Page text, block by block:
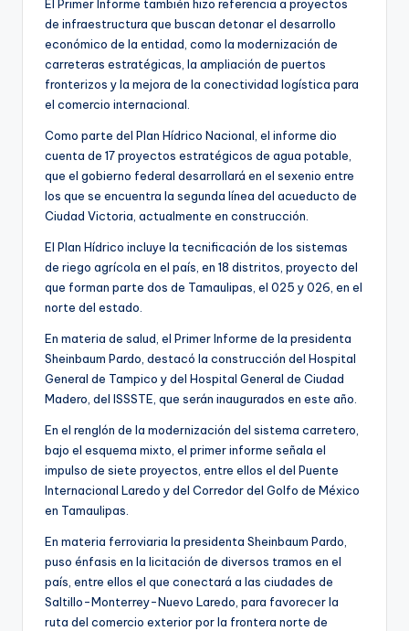
El Primer Informe también hizo referencia a proyectos
de infraestructura que buscan detonar el desarrollo
económico de la entidad, como la modernización de
carreteras estratégicas, la ampliación de puertos
fronterizos y la mejora de la conectividad logística para
el comercio internacional.
Como parte del Plan Hídrico Nacional, el informe dio
cuenta de 17 proyectos estratégicos de agua potable,
que el gobierno federal desarrollará en el sexenio entre
los que se encuentra la segunda línea del acueducto de
Ciudad Victoria, actualmente en construcción.
El Plan Hídrico incluye la tecnificación de los sistemas
de riego agrícola en el país, en 18 distritos, proyecto del
que forman parte dos de Tamaulipas, el 025 y 026, en el
norte del estado.
En materia de salud, el Primer Informe de la presidenta
Sheinbaum Pardo, destacó la construcción del Hospital
General de Tampico y del Hospital General de Ciudad
Madero, del ISSSTE, que serán inaugurados en este año.
En el renglón de la modernización del sistema carretero,
bajo el esquema mixto, el primer informe señala el
impulso de siete proyectos, entre ellos el del Puente
Internacional Laredo y del Corredor del Golfo de México
en Tamaulipas.
En materia ferroviaria la presidenta Sheinbaum Pardo,
puso énfasis en la licitación de diversos tramos en el
país, entre ellos el que conectará a las ciudades de
Saltillo-Monterrey-Nuevo Laredo, para favorecer la
ruta del comercio exterior por la frontera norte de